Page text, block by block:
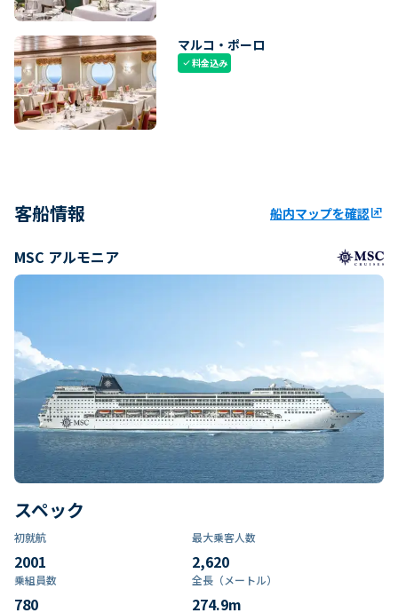
マルコ・ポーロ
check料金込み
客船情報 船内マップを確認ungroup
MSC アルモニア
スペック
初就航
2001
最大乗客人数
2,620
乗組員数​
780
全長（メートル）
274.9m